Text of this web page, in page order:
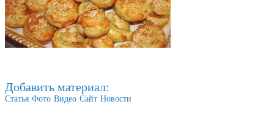
Добавить материал:
Статья Фото Видео Сайт Новости